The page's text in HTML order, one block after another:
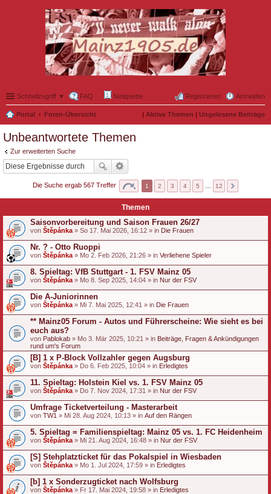
Schnellzugriff ▼ FAQ Netiquette Anmelden
Registrieren
Portal Foren-Übersicht | Aktive Themen | Ungelesene Beiträge
Unbeantwortete Themen
Zur erweiterten Suche
Die Suche ergab 567 Treffer 1 2 3 4 5 12
Themen
Saisonvorbereitung und Saison Frauen 26/27
von Štěpánka » So 17. Mai 2026, 16:12 » in Die Frauen
Nr. ? - Otto Ruoppi
von Štěpánka » Mo 2. Feb 2026, 21:26 » in Verliehene Spieler
8. Spieltag: VfB Stuttgart - 1. FSV Mainz 05
von Štěpánka » Mo 8. Sep 2025, 14:04 » in Nur der FSV
Die A-Juniorinnen
von Štěpánka » Mi 7. Mai 2025, 12:41 » in Die Frauen
** Mainz05 Forum - Autos und Führerscheine: Wie sieht es bei
euch aus?
von Pablokab » Mo 3. Mär 2025, 10:21 » in Beiträge, Fragen & Ankündigungen
rund um's Forum
[B] 1 x P-Block Vollzahler gegen Augsburg
von Štěpánka » Do 6. Feb 2025, 10:04 » in Erledigtes
11. Spieltag: Holstein Kiel vs. 1. FSV Mainz 05
von Štěpánka » Do 7. Nov 2024, 17:31 » in Nur der FSV
Umfrage Ticketverteilung - Masterarbeit
von TW1 » Mi 28. Aug 2024, 10:13 » in Auf den Rängen
5. Spieltag = Familienspieltag: Mainz 05 vs. 1. FC Heidenheim
von Štěpánka » Mi 21. Aug 2024, 16:48 » in Nur der FSV
[S] Stehplatzticket für das Pokalspiel in Wiesbaden
von Štěpánka » Mo 1. Jul 2024, 17:59 » in Erledigtes
[b] 1 x Sonderzugticket nach Wolfsburg
von Štěpánka » Fr 17. Mai 2024, 19:58 » in Erledigtes